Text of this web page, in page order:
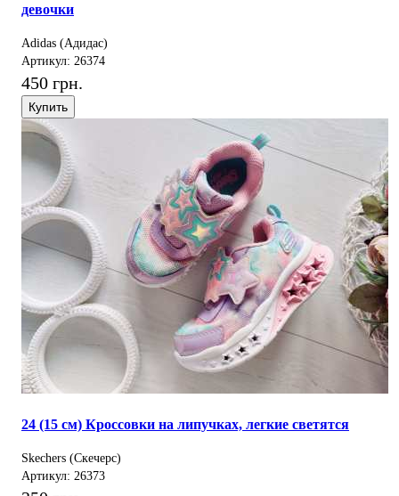
девочки
Adidas (Адидас)
Артикул: 26374
450 грн.
Купить
24 (15 см) Кроссовки на липучках, легкие светятся
Skechers (Скечерс)
Артикул: 26373